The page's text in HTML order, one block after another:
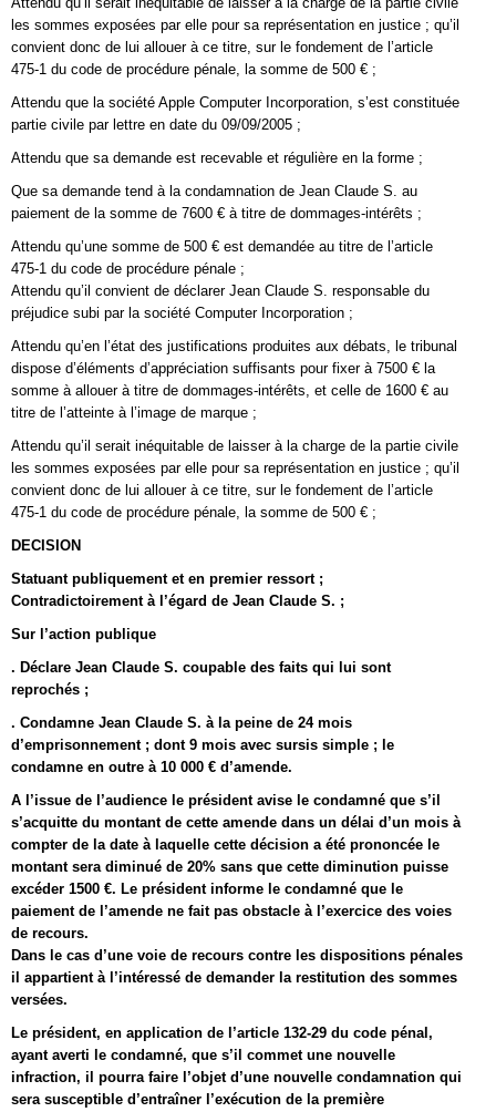
les sommes exposées par elle pour sa représentation en justice ; qu’il
convient donc de lui allouer à ce titre, sur le fondement de l’article
475-1 du code de procédure pénale, la somme de 500 € ;
Attendu que la société Apple Computer Incorporation, s’est constituée
partie civile par lettre en date du 09/09/2005 ;
Attendu que sa demande est recevable et régulière en la forme ;
Que sa demande tend à la condamnation de Jean Claude S. au
paiement de la somme de 7600 € à titre de dommages-intérêts ;
Attendu qu’une somme de 500 € est demandée au titre de l’article
475-1 du code de procédure pénale ;
Attendu qu’il convient de déclarer Jean Claude S. responsable du
préjudice subi par la société Computer Incorporation ;
Attendu qu’en l’état des justifications produites aux débats, le tribunal
dispose d’éléments d’appréciation suffisants pour fixer à 7500 € la
somme à allouer à titre de dommages-intérêts, et celle de 1600 € au
titre de l’atteinte à l’image de marque ;
Attendu qu’il serait inéquitable de laisser à la charge de la partie civile
les sommes exposées par elle pour sa représentation en justice ; qu’il
convient donc de lui allouer à ce titre, sur le fondement de l’article
475-1 du code de procédure pénale, la somme de 500 € ;
DECISION
Statuant publiquement et en premier ressort ;
Contradictoirement à l’égard de Jean Claude S. ;
Sur l’action publique
. Déclare Jean Claude S. coupable des faits qui lui sont
reprochés ;
. Condamne Jean Claude S. à la peine de 24 mois
d’emprisonnement ; dont 9 mois avec sursis simple ; le
condamne en outre à 10 000 € d’amende.
A l’issue de l’audience le président avise le condamné que s’il
s’acquitte du montant de cette amende dans un délai d’un mois à
compter de la date à laquelle cette décision a été prononcée le
montant sera diminué de 20% sans que cette diminution puisse
excéder 1500 €. Le président informe le condamné que le
paiement de l’amende ne fait pas obstacle à l’exercice des voies
de recours.
Dans le cas d’une voie de recours contre les dispositions pénales
il appartient à l’intéressé de demander la restitution des sommes
versées.
Le président, en application de l’article 132-29 du code pénal,
ayant averti le condamné, que s’il commet une nouvelle
infraction, il pourra faire l’objet d’une nouvelle condamnation qui
sera susceptible d’entraîner l’exécution de la première